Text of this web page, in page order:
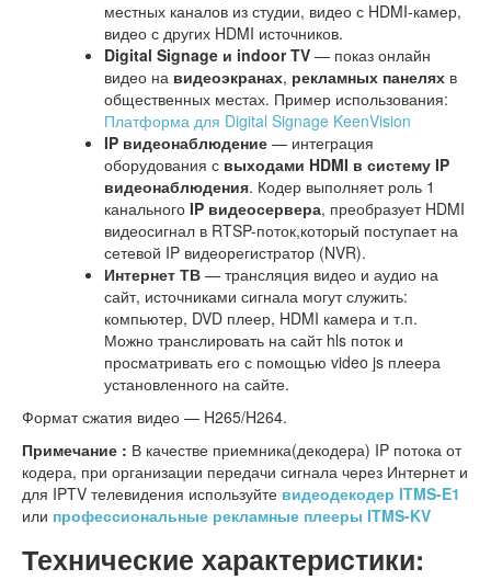
местных каналов из студии, видео с HDMI-камер,
видео с других HDMI источников.
Digital Signage и indoor TV — показ онлайн
видео на видеоэкранах, рекламных панелях в
общественных местах. Пример использования:
Платформа для Digital Signage KeenVision
IP видеонаблюдение — интеграция
оборудования с выходами HDMI в систему IP
видеонаблюдения. Кодер выполняет роль 1
канального IP видеосервера, преобразует HDMI
видеосигнал в RTSP-поток,который поступает на
сетевой IP видеорегистратор (NVR).
Интернет ТВ — трансляция видео и аудио на
сайт, источниками сигнала могут служить:
компьютер, DVD плеер, HDMI камера и т.п.
Можно транслировать на сайт hls поток и
просматривать его с помощью video js плеера
установленного на сайте.
Формат сжатия видео — H265/H264.
Примечание : В качестве приемника(декодера) IP потока от
кодера, при организации передачи сигнала через Интернет и
для IPTV телевидения используйте видеодекодер ITMS-E1
или профессиональные рекламные плееры ITMS-KV
Технические характеристики: